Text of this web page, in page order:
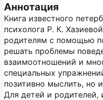
Аннотация
Книга известного
психолога Р. К.
родителям с помощью
решать проблемы
взаимоотношений и
специальных
позитивно мыслить, но
Для детей и родителей,